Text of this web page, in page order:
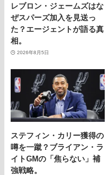
レブロン・ジェームズはな
ぜスパーズ加入を見送っ
た？エージェントが語る真
相。
2026年8月5日
ステフィン・カリー獲得の
噂を一蹴？ブライアン・ラ
イトGMの「焦らない」補
強戦略。